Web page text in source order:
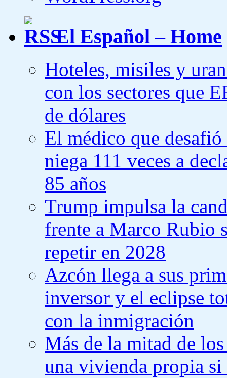
El Español – Home
Hoteles, misiles y
con los sectores que
de dólares
El médico que
niega 111 veces a
85 años
Trump impulsa la
frente a Marco Rubio
repetir en 2028
Azcón llega a sus
inversor y el eclipse
con la inmigración
Más de la mitad de
una vivienda propia si